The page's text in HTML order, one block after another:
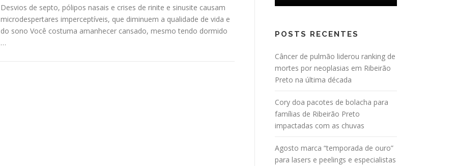
Desvios de septo, pólipos nasais e crises de rinite e sinusite causam
microdespertares imperceptíveis, que diminuem a qualidade de vida e
do sono Você costuma amanhecer cansado, mesmo tendo dormido
…
POSTS RECENTES
Câncer de pulmão liderou ranking de
mortes por neoplasias em Ribeirão
Preto na última década
Cory doa pacotes de bolacha para
famílias de Ribeirão Preto
impactadas com as chuvas
Agosto marca “temporada de ouro”
para lasers e peelings e especialistas